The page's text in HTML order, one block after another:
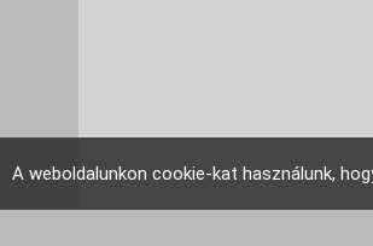
A weboldalunkon cookie-kat használunk,